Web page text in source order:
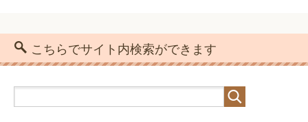
引越料金を安く・節約するコツを引越業
助けて！引越しまで時間がないときの荷
引っ越し見積もり依頼をするタイミング
で安くも高くもなる
こちらでサイト内検索ができます